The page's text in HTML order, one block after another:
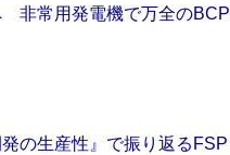
非常用発電機で万全のBCP
の生産性』で振り返るFSP